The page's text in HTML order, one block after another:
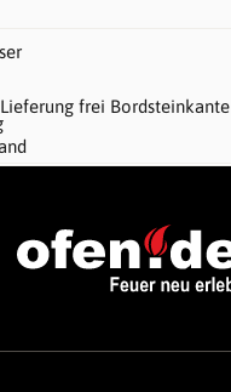
Lieferung frei Bordsteinkante